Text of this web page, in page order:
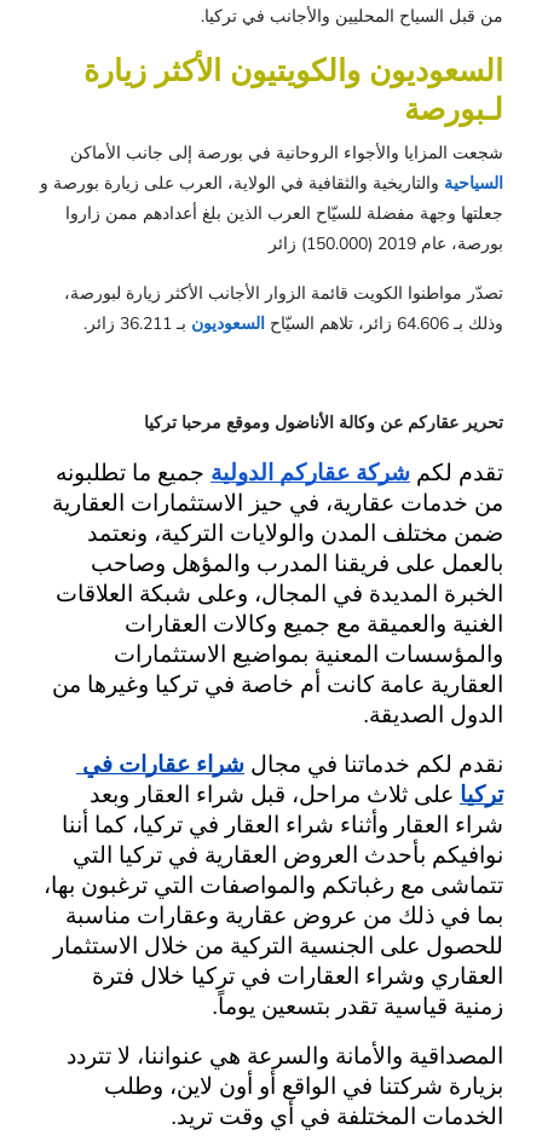
من قبل السياح المحليين والأجانب في تركيا.
السعوديون والكويتيون الأكثر زيارة
لـبورصة
شجعت المزايا والأجواء الروحانية في بورصة إلى جانب الأماكن
السياحية والتاريخية والثقافية في الولاية، العرب على زيارة بورصة و
جعلتها وجهة مفضلة للسيّاح العرب الذين بلغ أعدادهم ممن زاروا
بورصة، عام 2019 (150.000) زائر
تصدّر مواطنوا الكويت قائمة الزوار الأجانب الأكثر زيارة لبورصة،
وذلك بـ 64.606 زائر، تلاهم السيّاح
السعوديون بـ 36.211 زائر.
تحرير عقاركم عن وكالة الأناضول وموقع مرحبا تركيا
تقدم لكم شركة عقاركم الدولية
الدول الصديقة.
نقدم لكم خدماتنا في مجال
تركيا
زمنية قياسية تقدر بتسعين يوماً.
الخدمات المختلفة في أي وقت تريد.